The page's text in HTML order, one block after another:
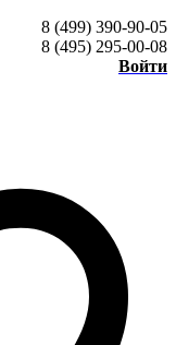
8 (499) 390-90-05
8 (495) 295-00-08
Войти